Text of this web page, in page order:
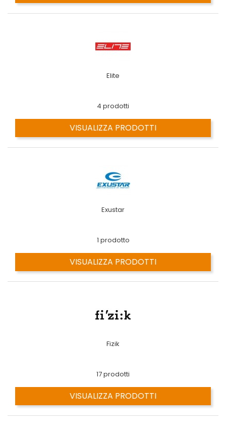
Elite
4 prodotti
VISUALIZZA PRODOTTI
Exustar
1 prodotto
VISUALIZZA PRODOTTI
Fizik
17 prodotti
VISUALIZZA PRODOTTI